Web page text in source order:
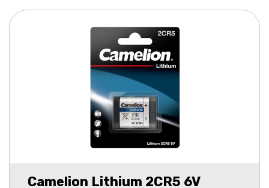
Camelion Lithium 2CR5 6V